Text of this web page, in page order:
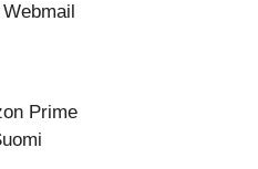
Prime